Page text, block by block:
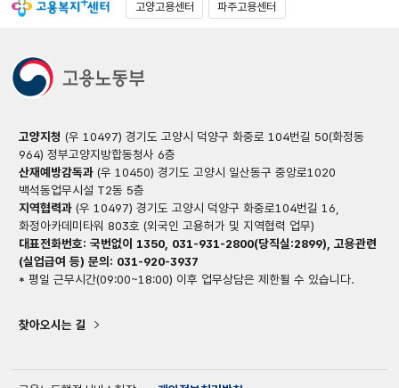
고양고용센터 파주고용센터
고양지청 (우 10497) 경기도 고양시 덕양구 화중로 104번길 50(화정동
964) 정부고양지방합동청사 6층
산재예방감독과(우 10450) 경기도 고양시 일산동구 중앙로1020
백석동업무시설 T2동 5층
지역협력과(우 10497) 경기도 고양시 덕양구 화중로104번길 16,
화정아카데미타워 803호 (외국인 고용허가 및 지역협력 업무)
대표전화번호: 국번없이 1350, 031-931-2800(당직실:2899), 고용관련
(실업급여 등) 문의: 031-920-3937
* 평일 근무시간(09:00~18:00) 이후 업무상담은 제한될 수 있습니다.
찾아오시는 길